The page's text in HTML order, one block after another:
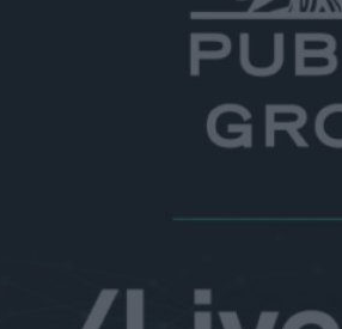
‘EL FÚTBOL SIN LAS PERSONAS’, DE DENTSU CREATIVE
CAPAZ, LA CERVEZA QUE CONVIERTE CADA BOTELLA
AUDIBLE REIVINDICA EL PODER TRANSFORMADOR DEL